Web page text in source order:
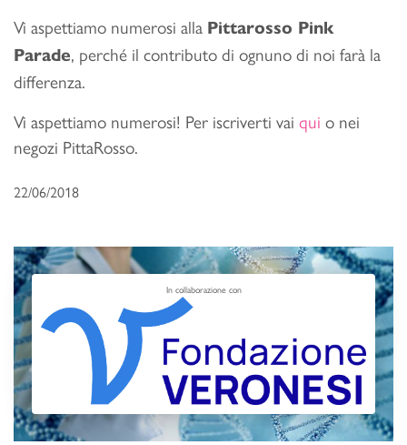
Vi aspettiamo numerosi alla Pittarosso Pink
Parade, perché il contributo di ognuno di noi farà la
differenza.
Vi aspettiamo numerosi! Per iscriverti vai qui o nei
negozi PittaRosso.
22/06/2018
In collaborazione con